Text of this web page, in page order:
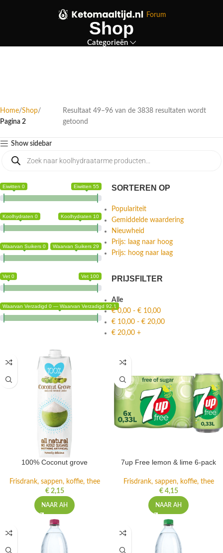
Forum
Shop
Categorieën
Home Shop
Pagina 2
Resultaat 49–96 van de 3838 resultaten wordt
getoond
Show sidebar
Eiwitten 0 Eiwitten 55
Koolhydraten 0 Koolhydraten 10
Waarvan Suikers 0 Waarvan Suikers 29
Vet 0 Vet 100
Waarvan Verzadigd 0 — Waarvan Verzadigd 92.1
SORTEREN OP
Populariteit
Gemiddelde waardering
Nieuwheid
Prijs: laag naar hoog
Prijs: hoog naar laag
PRIJSFILTER
Alle
€0,00 - € 10,00
€ 10,00 - € 20,00
€ 20,00 +
100% Coconut grove
Frisdrank, sappen, koffie, thee
€2,15
NAAR AH
7up Free lemon & lime 6-pack
Frisdrank, sappen, koffie, thee
€4,15
NAAR AH